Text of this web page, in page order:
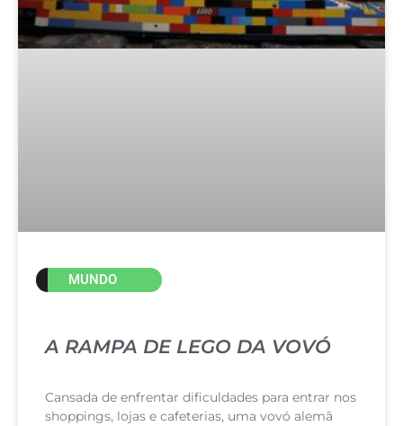
MUNDO
A RAMPA DE LEGO DA VOVÓ
Cansada de enfrentar dificuldades para entrar nos
shoppings, lojas e cafeterias, uma vovó alemã